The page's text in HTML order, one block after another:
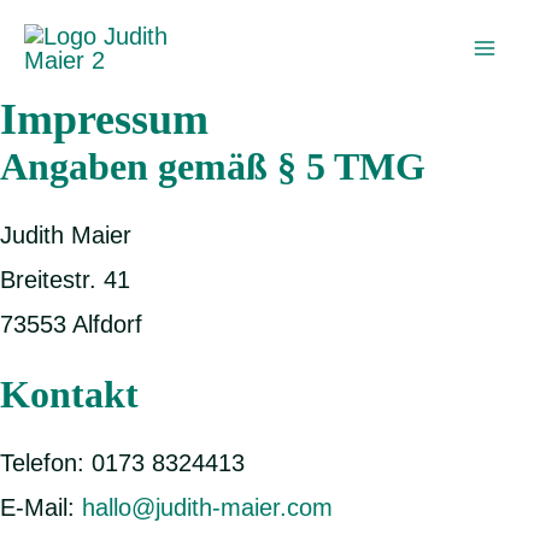
Zum
Inhalt
springen
Impressum
Angaben gemäß § 5 TMG
Judith Maier
Breitestr. 41
73553 Alfdorf
Kontakt
Telefon: 0173 8324413
E-Mail: hallo@judith-maier.com